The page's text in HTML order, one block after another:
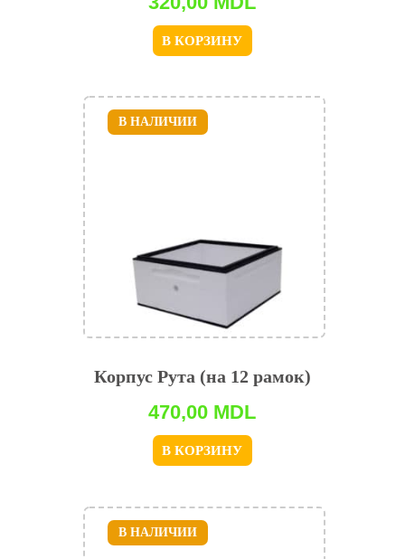
В КОРЗИНУ
Корпус Рута (на 12 рамок)
470,00 MDL
В КОРЗИНУ
В НАЛИЧИИ
В НАЛИЧИИ